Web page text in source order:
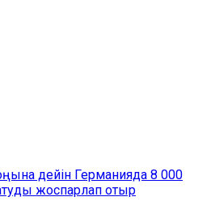
дейін Германияда 8 000
жоспарлап отыр